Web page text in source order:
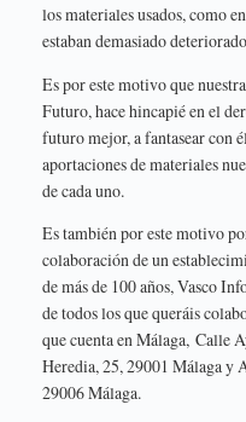
los materiales usados, como
estaban demasiado
Es por este motivo que
Futuro, hace hincapié en el
futuro mejor, a fantasear con
aportaciones de materiales
de cada uno.
Es también por este motivo
colaboración de un
de más de 100 años, Vasco
de todos los que queráis
que cuenta en Málaga, Calle
Heredia, 25, 29001 Málaga y
29006 Málaga.